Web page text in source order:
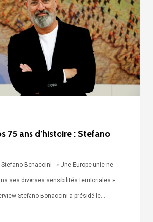
75 ans d’histoire : Stefano
Bonaccini - « Une Europe unie ne
ses diverses sensibilités territoriales »
Stefano Bonaccini a présidé le…